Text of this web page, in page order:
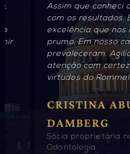
Assim que conheci o
com os resultados. Ele
excelência que nos
prumo. Em nosso caso a
prevaleceram. Agilidade,
atenção com certeza são
virtudes do Rommel”
CRISTINA
DAMBERG
Sócia proprietária na
Odontologia